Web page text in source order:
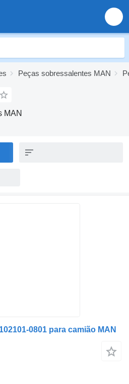
Peças sobressalentes MAN
MAN
0801 para camião MAN